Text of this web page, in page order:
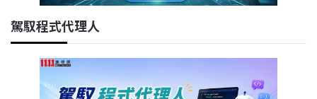
駕馭程式代理人